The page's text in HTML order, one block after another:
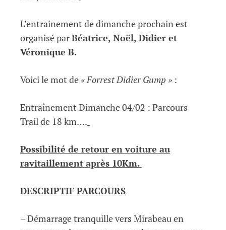
L’entrainement de dimanche prochain est
organisé parBéatrice, Noël, Didier et
Véronique B.
Voici le mot de « Forrest Didier Gump » :
Entraînement Dimanche 04/02 : Parcours
Trail de 18 km….
Possibilité de retour en voiture au
ravitaillement après 10Km.
DESCRIPTIF PARCOURS
– Démarrage tranquille vers Mirabeau en